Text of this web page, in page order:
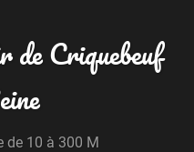
de Criquebeuf
de 10 à 300 M